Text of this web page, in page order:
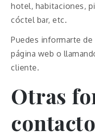
hotel, habitaciones,
cóctel bar, etc.
Puedes informarte
página web o
cliente.
Otras
contacto